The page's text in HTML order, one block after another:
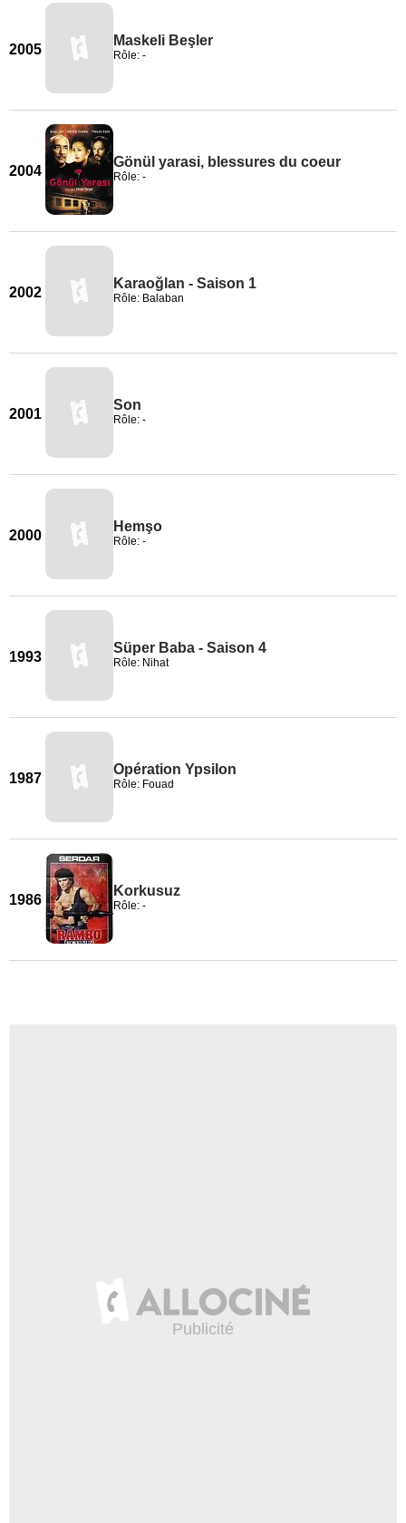
2005
Maskeli Beşler
Rôle: -
2004
Gönül yarasi, blessures du coeur
Rôle: -
2002
Karaoğlan - Saison 1
Rôle: Balaban
2001
Son
Rôle: -
2000
Hemşo
Rôle: -
1993
Süper Baba - Saison 4
Rôle: Nihat
1987
Opération Ypsilon
Rôle: Fouad
1986
Korkusuz
Rôle: -